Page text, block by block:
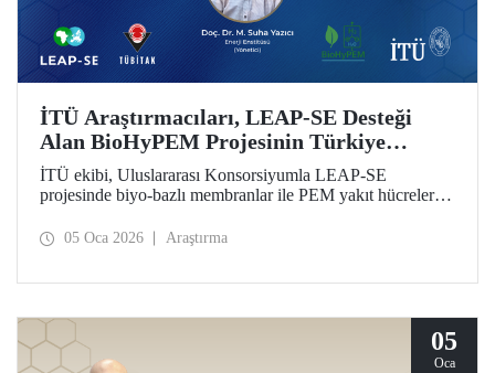
İTÜ Araştırmacıları, LEAP-SE Desteği
Alan BioHyPEM Projesinin Türkiye
Ekibini Oluşturdu
İTÜ ekibi, Uluslararası Konsorsiyumla LEAP-SE
projesinde biyo-bazlı membranlar ile PEM yakıt hücreleri
05 Oca 2026 Araştırma
05
Oca